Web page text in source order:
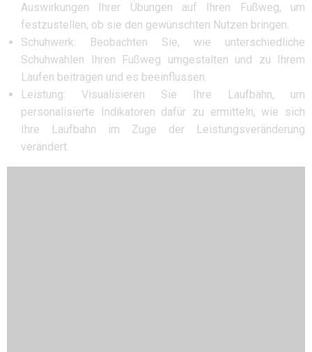
Auswirkungen Ihrer Übungen auf Ihren Fußweg, um
festzustellen, ob sie den gewünschten Nutzen bringen.
Schuhwerk: Beobachten Sie, wie unterschiedliche
Schuhwahlen Ihren Fußweg umgestalten und zu Ihrem
Laufen beitragen und es beeinflussen.
Leistung: Visualisieren Sie Ihre Laufbahn, um
personalisierte Indikatoren dafür zu ermitteln, wie sich
Ihre Laufbahn im Zuge der Leistungsveränderung
verändert.